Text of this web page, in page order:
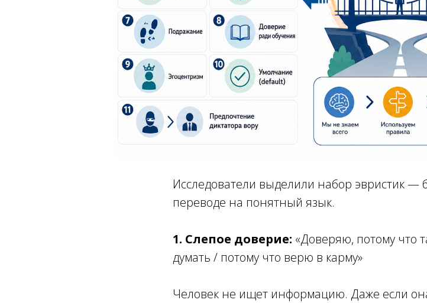
Исследователи выделили набор эвристик
переводе на понятный язык.
1. Слепое доверие: «Доверяю, потому что
думать / потому что верю в карму»
Человек не ищет информацию. Даже если